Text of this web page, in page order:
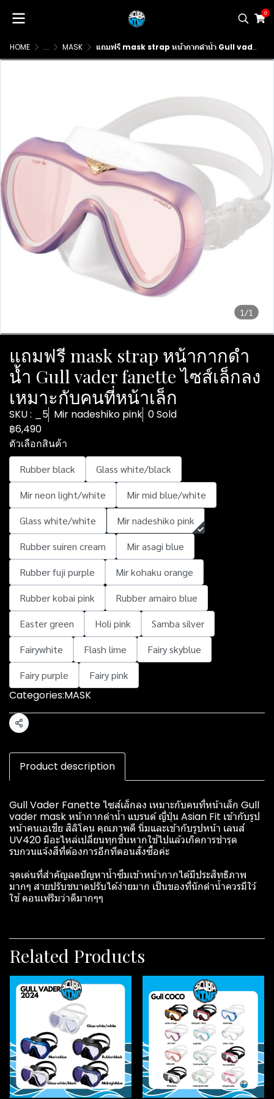
0
HOME ... MASK แถมฟรี mask strap หน้ากากดำน้ำ Gull vader fanette ไซส์เล็กลง เหมาะกับคนที่หน้าเล็ก
1/1
แถมฟรี mask strap หน้ากากดำ
น้ำ Gull vader fanette ไซส์เล็กลง
เหมาะกับคนที่หน้าเล็ก
SKU : _5 Mir nadeshiko pink 0 Sold
฿6,490
ตัวเลือกสินค้า
Rubber black
Glass white/black
Mir neon light/white
Mir mid blue/white
Glass white/white
Mir nadeshiko pink
Rubber suiren cream
Mir asagi blue
Rubber fuji purple
Mir kohaku orange
Rubber kobai pink
Rubber amairo blue
Easter green
Holi pink
Samba silver
Fairywhite
Flash lime
Fairy skyblue
Fairy purple
Fairy pink
Categories:MASK
Share
Product description
Gull Vader Fanette ไซส์เล็กลง เหมาะกับคนที่หน้าเล็ก Gull
vader mask หน้ากากดำน้ำ แบรนด์ ญี่ปุ่น Asian Fit เข้ากับรูป
หน้าคนเอเชีย สิลิโคน คุณภาพดี นิ่มและเข้ากับรูปหน้า เลนส์
UV420 มีอะไหล่เปลี่ยนทุกชิ้นหากใช้ไปแล้วเกิดการชำรุด
รบกวนแจ้งสีที่ต้องการอีกทีตอนสั่งซื้อค่ะ
จุดเด่นที่สำคัญลดปัญหาน้ำซึมเข้าหน้ากากได้มีประสิทธิภาพ
มากๆ สายปรับชนาดปรับได้ง่ายมาก เป็นของที่นักดำน้ำควรมีใว้
ใช้ คอนเฟริมว่าดีมากๆๆ
Related Products